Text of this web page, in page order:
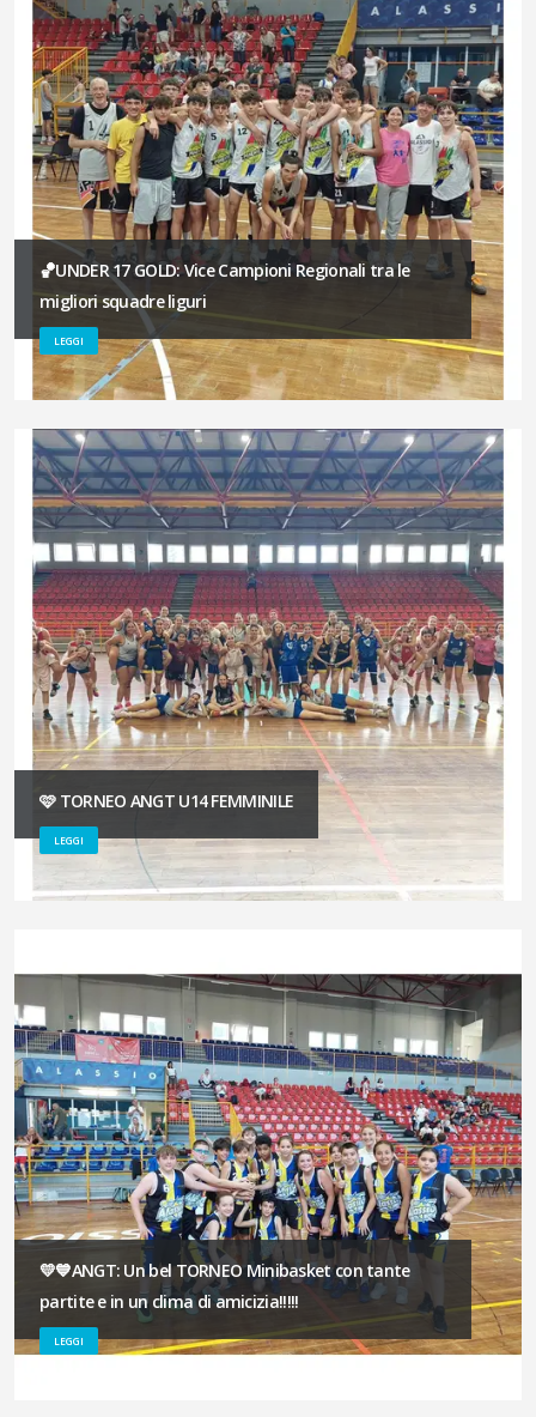
🏀UNDER 17 GOLD: Vice Campioni Regionali tra le
migliori squadre liguri
LEGGI
🩷 TORNEO ANGT U14 FEMMINILE
LEGGI
💛💙ANGT: Un bel TORNEO Minibasket con tante
partite e in un clima di amicizia!!!!!
LEGGI